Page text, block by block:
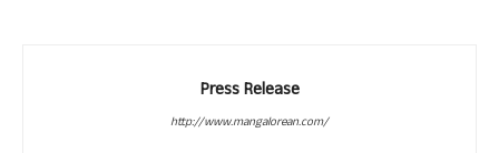
Press Release
http://www.mangalorean.com/